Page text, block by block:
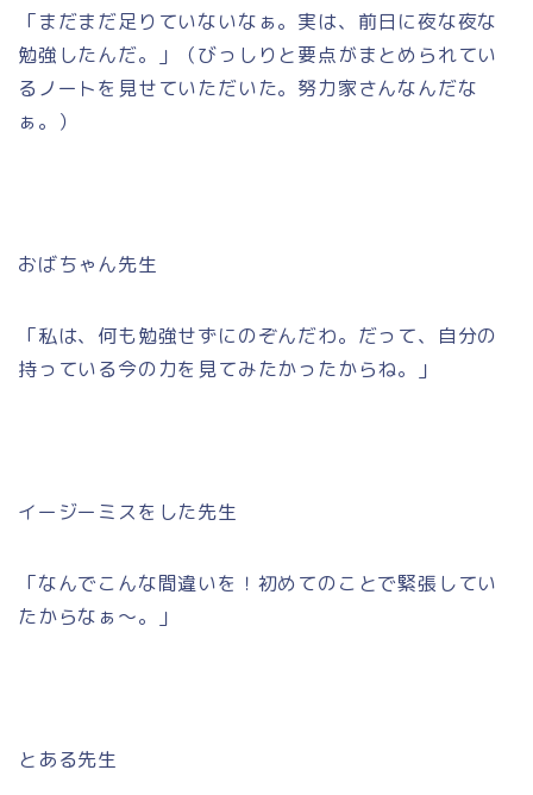
「まだまだ足りていないなぁ。実は、前日に夜な夜な
勉強したんだ。」（びっしりと要点がまとめられてい
るノートを見せていただいた。努力家さんなんだな
ぁ。）
おばちゃん先生
「私は、何も勉強せずにのぞんだわ。だって、自分の
持っている今の力を見てみたかったからね。」
イージーミスをした先生
「なんでこんな間違いを！初めてのことで緊張してい
たからなぁ～。」
とある先生